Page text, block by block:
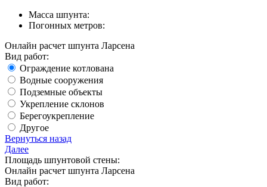
Масса шпунта:
Погонных метров:
Онлайн расчет шпунта Ларсена
Вид работ:
Ограждение котлована
Водные сооружения
Подземные объекты
Укрепление склонов
Берегоукрепление
Другое
Вернуться назад
Далее
Площадь шпунтовой стены:
Онлайн расчет шпунта Ларсена
Вид работ: